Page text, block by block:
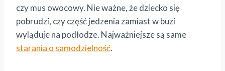
czy mus owocowy. Nie ważne, że dziecko się
pobrudzi, czy część jedzenia zamiast w buzi
wyląduje na podłodze. Najważniejsze są same
starania o samodzielność.